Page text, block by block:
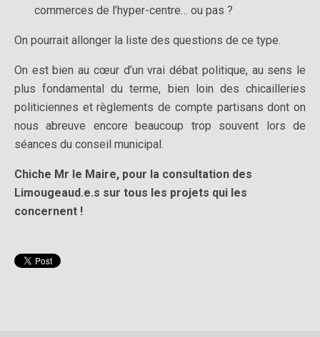
commerces de l’hyper-centre… ou pas ?
On pourrait allonger la liste des questions de ce type.
On est bien au cœur d’un vrai débat politique, au sens le
plus fondamental du terme, bien loin des chicailleries
politiciennes et règlements de compte partisans dont on
nous abreuve encore beaucoup trop souvent lors de
séances du conseil municipal.
Chiche Mr le Maire, pour la consultation des
Limougeaud.e.s sur tous les projets qui les
concernent !